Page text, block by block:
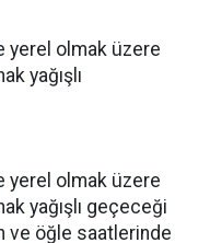
yerel olmak üzere
yağışlı
yerel olmak üzere
yağışlı geçeceği
ve öğle saatlerinde